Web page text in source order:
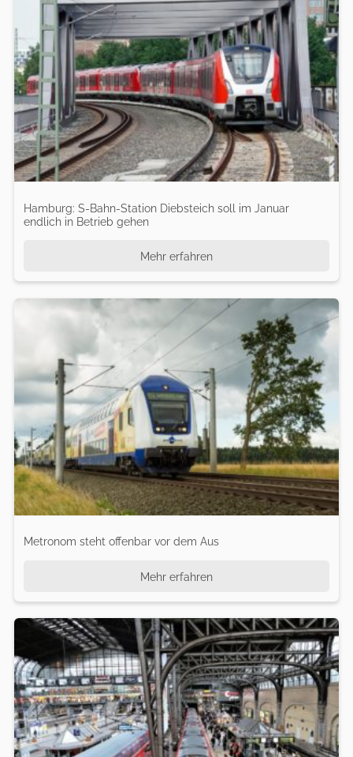
Hamburg: S-Bahn-Station Diebsteich soll im Januar
endlich in Betrieb gehen
Mehr erfahren
Metronom steht offenbar vor dem Aus
Mehr erfahren